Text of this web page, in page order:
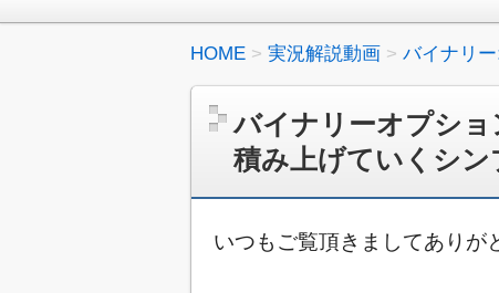
HOME 実況解説動画 バイナリ
バイナリーオプシ
積み上げていくシ
いつもご覧頂きましてありが